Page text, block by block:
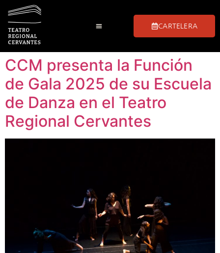
CARTELERA
CCM presenta la Función
de Gala 2025 de su Escuela
de Danza en el Teatro
Regional Cervantes